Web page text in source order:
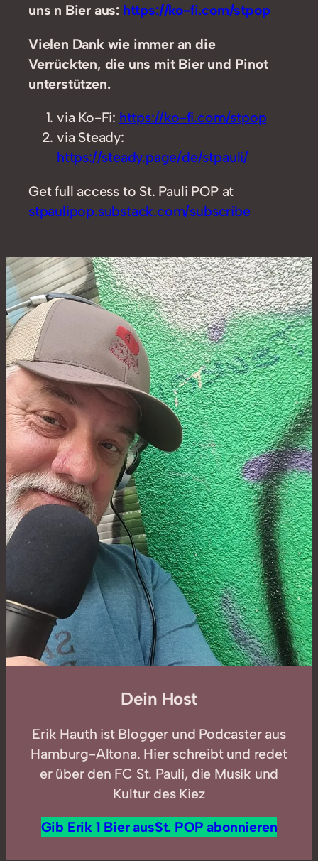
uns n Bier aus: https://ko-fi.com/stpop
Vielen Dank wie immer an die
Verrückten, die uns mit Bier und Pinot
unterstützen.
via Ko-Fi: https://ko-fi.com/stpop
via Steady:
https://steady.page/de/stpauli/
Get full access to St. Pauli POP at
stpaulipop.substack.com/subscribe
Dein Host
Erik Hauth ist Blogger und Podcaster aus
Hamburg-Altona. Hier schreibt und redet
er über den FC St. Pauli, die Musik und
Kultur des Kiez
Gib Erik 1 Bier ausSt. POP abonnieren